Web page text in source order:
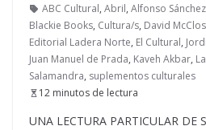
ABC Cultural, Abril, Alfonso Sánchez
Blackie Books, Cultura/s, David
Editorial Ladera Norte, El Cultural,
Juan Manuel de Prada, Kaveh Akbar,
Salamandra, suplementos culturales
12 minutos de lectura
UNA LECTURA PARTICULAR DE